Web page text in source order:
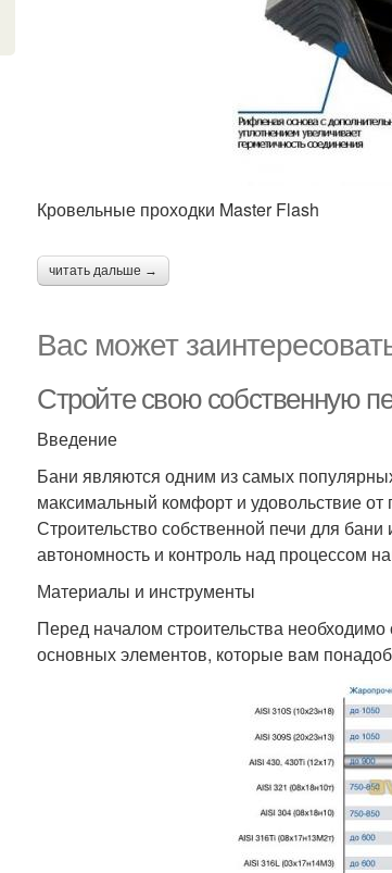
Кровельные проходки Master Flash
читать дальше →
Вас может
Стройте свою собственную
Введение
Бани являются одним из самых
максимальный комфорт и удовольствие
Строительство собственной печи для
автономность и контроль над процессом
Материалы и инструменты
Перед началом строительства
основных элементов, которые вам